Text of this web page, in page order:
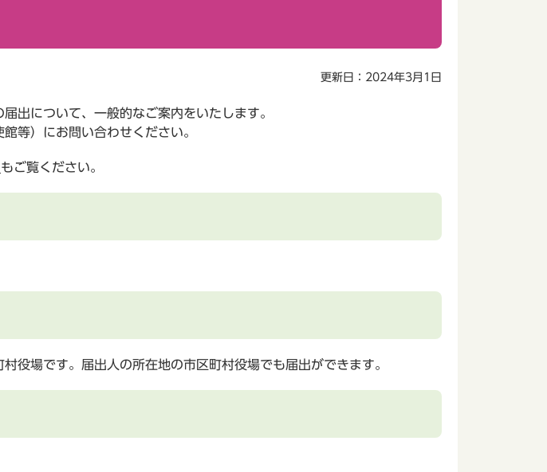
更新日：2024年3月1日
出について、一般的なご案内をいたします。
等）にお問い合わせください。
もご覧ください。
役場です。届出人の所在地の市区町村役場でも届出ができます。